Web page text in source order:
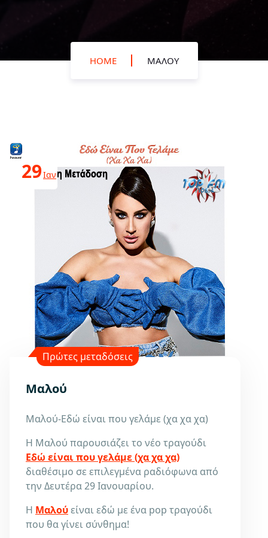
HOME ΜΑΛΟΎ
29Ιαν
Πρώτες μεταδόσεις
Μαλού
Μαλού-Εδώ είναι που γελάμε (χα χα χα)
Η Μαλού παρουσιάζει το νέο τραγούδι
Εδώ είναι που γελάμε (χα χα χα)
διαθέσιμο σε επιλεγμένα ραδιόφωνα από
την Δευτέρα 29 Ιανουαρίου.
Η Μαλούείναι εδώ με ένα pop τραγούδι
που θα γίνει σύνθημα!